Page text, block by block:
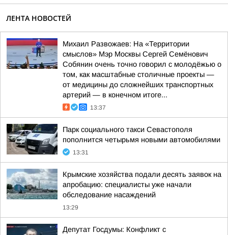
ЛЕНТА НОВОСТЕЙ
Михаил Развожаев: На «Территории
смыслов» Мэр Москвы Сергей Семёнович
Собянин очень точно говорил с молодёжью о
том, как масштабные столичные проекты —
от медицины до сложнейших транспортных
артерий — в конечном итоге...
13:37
Парк социального такси Севастополя
пополнится четырьмя новыми автомобилями
13:31
Крымские хозяйства подали десять заявок на
апробацию: специалисты уже начали
обследование насаждений
13:29
Депутат Госдумы: Конфликт с